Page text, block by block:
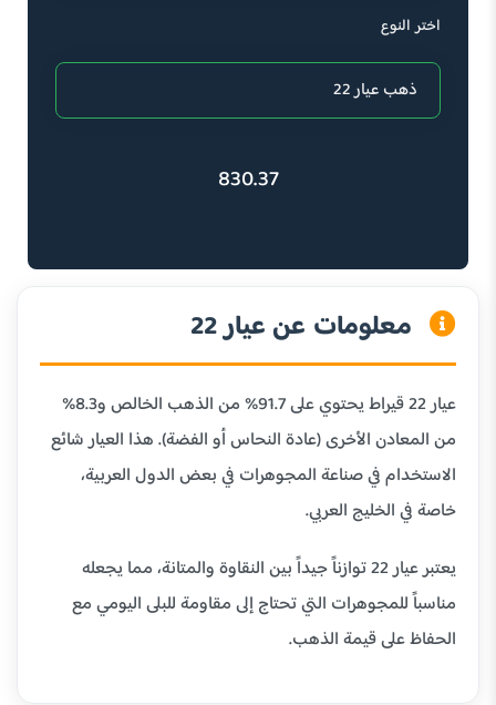
اختر النوع
830.37
معلومات عن عيار 22
عيار 22 قيراط يحتوي على 91.7% من الذهب الخالص و8.3%
من المعادن الأخرى (عادة النحاس أو الفضة). هذا العيار شائع
الاستخدام في صناعة المجوهرات في بعض الدول العربية،
خاصة في الخليج العربي.
يعتبر عيار 22 توازناً جيداً بين النقاوة والمتانة، مما يجعله
مناسباً للمجوهرات التي تحتاج إلى مقاومة للبلى اليومي مع
الحفاظ على قيمة الذهب.